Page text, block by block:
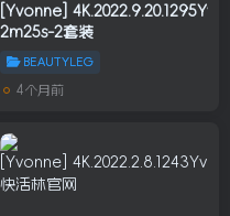
[Yvonne]
2m25s-2套装
BEAUTYLEG
4个月前